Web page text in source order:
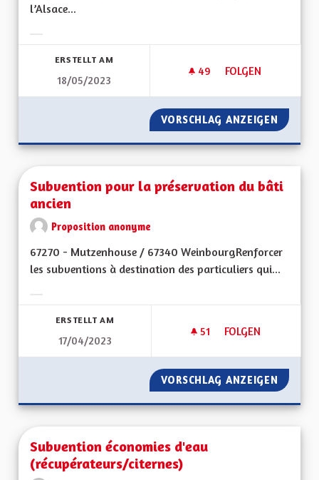
l’Alsace...
ERSTELLT AM
18/05/2023
49 49 FOLLOWER
FOLGEN
SUPPRESSION DE
VORSCHLAG ANZEIGEN
Subvention pour la préservation du bâti
ancien
Proposition anonyme
67270 - Mutzenhouse / 67340 WeinbourgRenforcer
les subventions à destination des particuliers qui...
ERSTELLT AM
17/04/2023
51 51 FOLLOWER
FOLGEN
SUBVENTION
VORSCHLAG ANZEIGEN
Subvention économies d'eau
(récupérateurs/citernes)